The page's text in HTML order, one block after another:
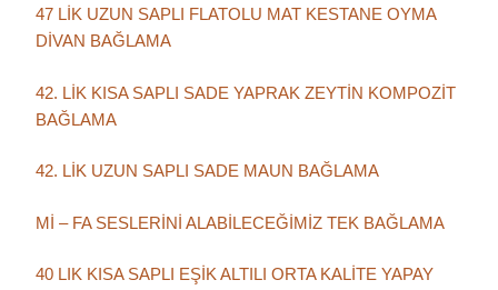
47 LİK UZUN SAPLI FLATOLU MAT KESTANE OYMA
DİVAN BAĞLAMA
42. LİK KISA SAPLI SADE YAPRAK ZEYTİN KOMPOZİT
BAĞLAMA
42. LİK UZUN SAPLI SADE MAUN BAĞLAMA
Mİ – FA SESLERİNİ ALABİLECEĞİMİZ TEK BAĞLAMA
40 LIK KISA SAPLI EŞİK ALTILI ORTA KALİTE YAPAY